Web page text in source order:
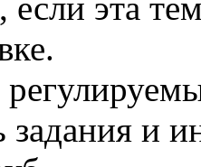
задания и